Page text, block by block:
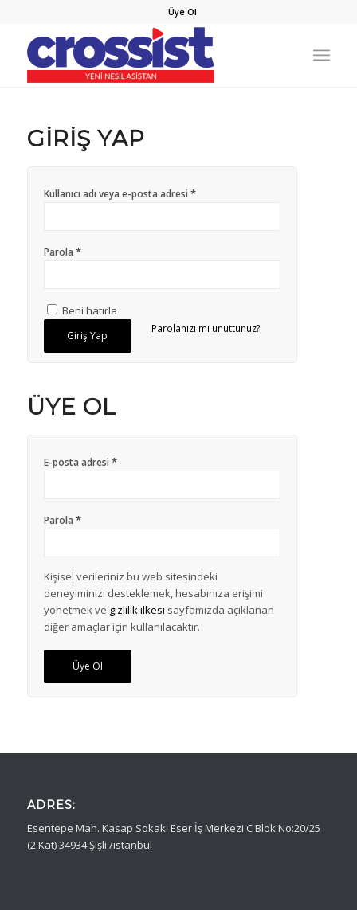
Üye Ol
GIRIŞ YAP
Kullanıcı adı veya e-posta adresi *
Parola *
Beni hatırla
Giriş Yap
Parolanızı mı unuttunuz?
ÜYE OL
E-posta adresi *
Parola *
Kişisel verileriniz bu web sitesindeki
deneyiminizi desteklemek, hesabınıza erişimi
yönetmek ve gizlilik ilkesi sayfamızda açıklanan
diğer amaçlar için kullanılacaktır.
Üye Ol
ADRES:
Esentepe Mah. Kasap Sokak. Eser İş Merkezi C Blok No:20/25
(2.Kat) 34934 Şişli /istanbul